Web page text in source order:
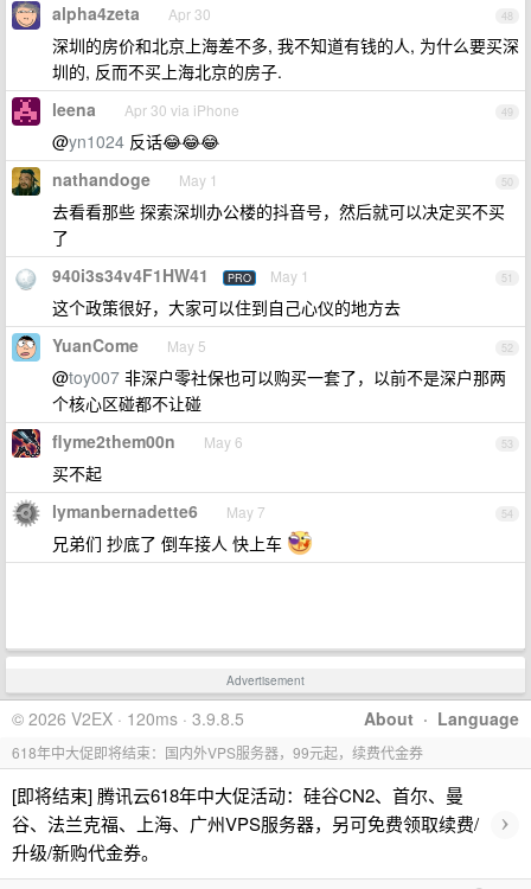
48
alpha4zeta Apr 30
深圳的房价和北京上海差不多, 我不知道有钱的人, 为什么要买深
圳的, 反而不买上海北京的房子.
49
leena Apr 30 via iPhone
@yn1024 反话😂😂😂
50
nathandoge May 1
去看看那些 探索深圳办公楼的抖音号，然后就可以决定买不买
了
51
940i3s34v4F1HW41 PRO May 1
这个政策很好，大家可以住到自己心仪的地方去
52
YuanCome May 5
@toy007 非深户零社保也可以购买一套了，以前不是深户那两
个核心区碰都不让碰
53
flyme2them00n May 6
买不起
54
lymanbernadette6 May 7
兄弟们 抄底了 倒车接人 快上车
Advertisement
About · Language
© 2026 V2EX · 120ms · 3.9.8.5
618年中大促即将结束：国内外VPS服务器，99元起，续费代金券
[即将结束] 腾讯云618年中大促活动：硅谷CN2、首尔、曼
谷、法兰克福、上海、广州VPS服务器，另可免费领取续费/
升级/新购代金券。
›